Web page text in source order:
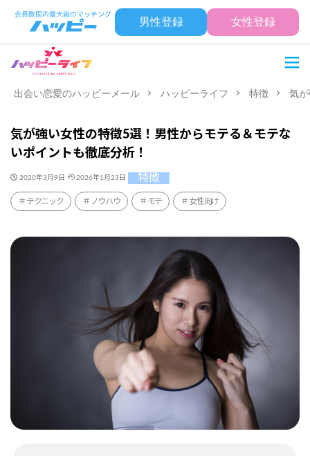
男性登録 女性登録
出会い恋愛のハッピーメール ハッピーライフ 特徴 気
気が強い女性の特徴5選！男性からモテる＆モテな
いポイントも徹底分析！
2020年3月9日 2026年1月23日 特徴
テクニック ノウハウ モテ 女性向け